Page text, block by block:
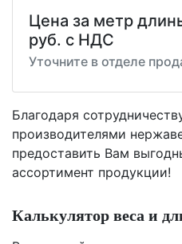
Цена за метр
руб. с НДС
Уточните в отделе
Благодаря
производителями
предоставить Вам
ассортимент продукции!
Калькулятор веса и